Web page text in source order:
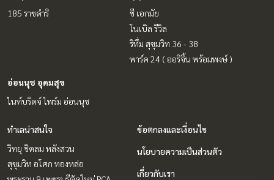
185 ราชดำริ
ซี เอกมัย
โนเบิล รีวิล
ริทึ่ม สุขุมวิท 36 - 38
พาร์ค 24 ( ออริจิ้น พร้อมพงษ์ )
อ่อนนุช อุดมสุข
ไนท์บริดจ์ ไพร์ม อ่อนนุช
ทำเลน่าสนใจ
วิทยุ ชิดลม หลังสวน
สุขุมวิท อโศก ทองหล่อ
ข้อตกลงและเงื่อนไข
นโยบายความเป็นส่วนตัว
เกี่ยวกับเรา